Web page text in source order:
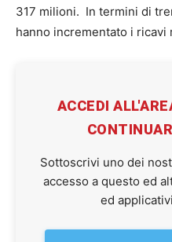
317 milioni. In termini di
hanno incrementato i
ACCEDI
Sottoscrivi uno dei
accesso a questo ed
ed